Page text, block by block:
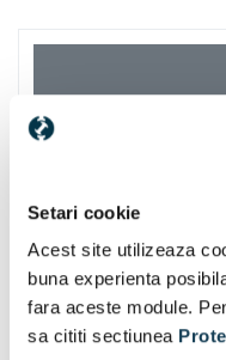
Setari cookie
Acest site utilizeaza
buna experienta
fara aceste module.
sa cititi sectiunea